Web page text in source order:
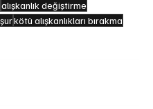
alışkanlık değiştirme
kötü alışkanlıkları bırakma